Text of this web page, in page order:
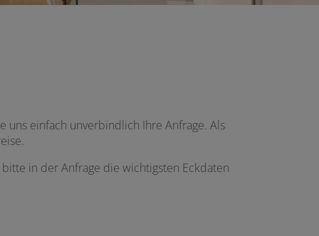
uns einfach unverbindlich Ihre Anfrage. Als
in der Anfrage die wichtigsten Eckdaten